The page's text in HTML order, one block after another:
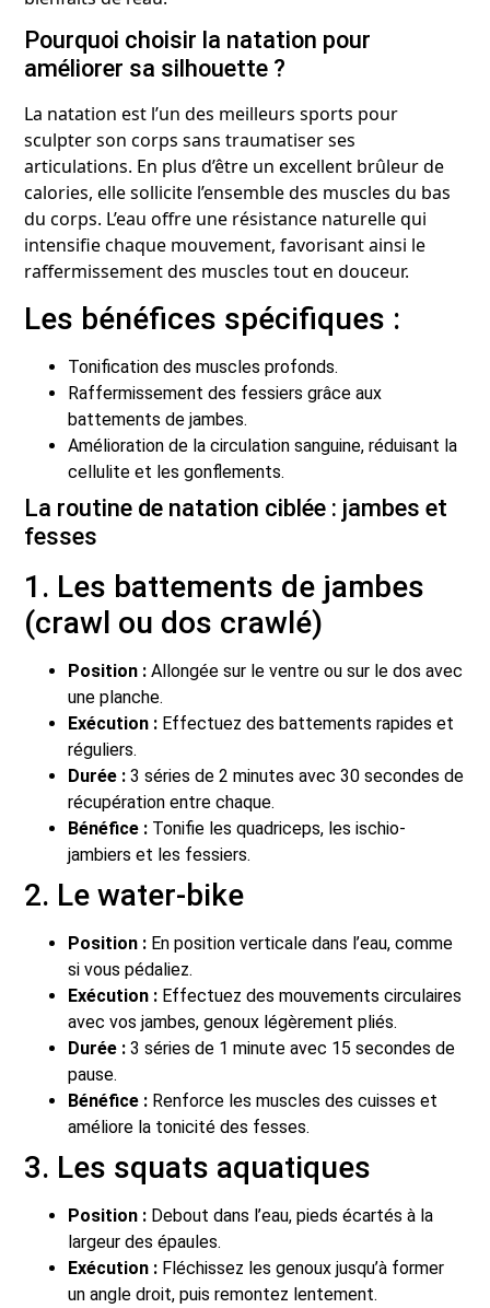
Pourquoi choisir la natation pour
améliorer sa silhouette ?
La natation est l’un des meilleurs sports pour
sculpter son corps sans traumatiser ses
articulations. En plus d’être un excellent brûleur de
calories, elle sollicite l’ensemble des muscles du bas
du corps. L’eau offre une résistance naturelle qui
intensifie chaque mouvement, favorisant ainsi le
raffermissement des muscles tout en douceur.
Les bénéfices spécifiques :
Tonification des muscles profonds.
Raffermissement des fessiers grâce aux
battements de jambes.
Amélioration de la circulation sanguine, réduisant la
cellulite et les gonflements.
La routine de natation ciblée : jambes et
fesses
1. Les battements de jambes
(crawl ou dos crawlé)
Position : Allongée sur le ventre ou sur le dos avec
une planche.
Exécution : Effectuez des battements rapides et
réguliers.
Durée : 3 séries de 2 minutes avec 30 secondes de
récupération entre chaque.
Bénéfice : Tonifie les quadriceps, les ischio-
jambiers et les fessiers.
2. Le water-bike
Position : En position verticale dans l’eau, comme
si vous pédaliez.
Exécution : Effectuez des mouvements circulaires
avec vos jambes, genoux légèrement pliés.
Durée : 3 séries de 1 minute avec 15 secondes de
pause.
Bénéfice : Renforce les muscles des cuisses et
améliore la tonicité des fesses.
3. Les squats aquatiques
Position : Debout dans l’eau, pieds écartés à la
largeur des épaules.
Exécution : Fléchissez les genoux jusqu’à former
un angle droit, puis remontez lentement.